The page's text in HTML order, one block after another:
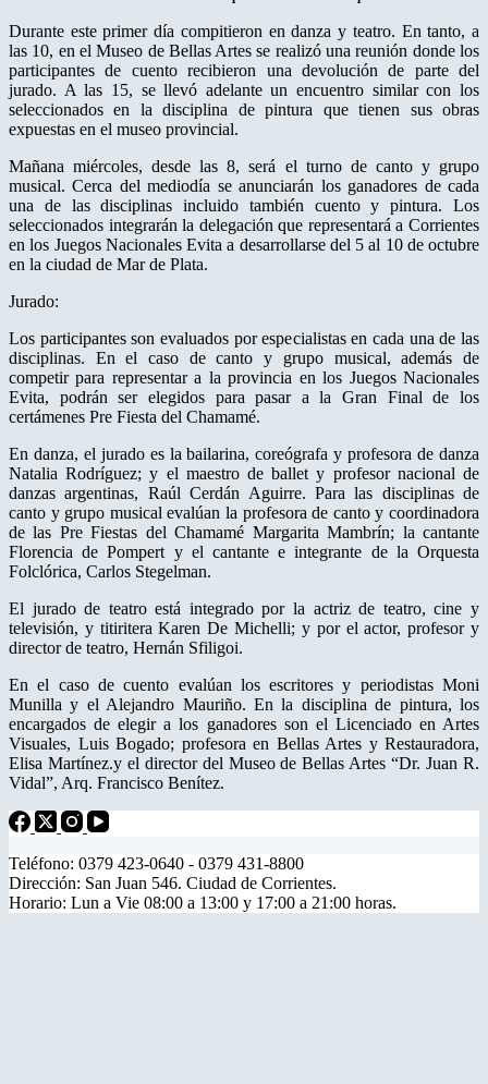
Durante este primer día compitieron en danza y teatro. En tanto, a
las 10, en el Museo de Bellas Artes se realizó una reunión donde los
participantes de cuento recibieron una devolución de parte del
jurado. A las 15, se llevó adelante un encuentro similar con los
seleccionados en la disciplina de pintura que tienen sus obras
expuestas en el museo provincial.
Mañana miércoles, desde las 8, será el turno de canto y grupo
musical. Cerca del mediodía se anunciarán los ganadores de cada
una de las disciplinas incluido también cuento y pintura. Los
seleccionados integrarán la delegación que representará a Corrientes
en los Juegos Nacionales Evita a desarrollarse del 5 al 10 de octubre
en la ciudad de Mar de Plata.
Jurado:
Los participantes son evaluados por especialistas en cada una de las
disciplinas. En el caso de canto y grupo musical, además de
competir para representar a la provincia en los Juegos Nacionales
Evita, podrán ser elegidos para pasar a la Gran Final de los
certámenes Pre Fiesta del Chamamé.
En danza, el jurado es la bailarina, coreógrafa y profesora de danza
Natalia Rodríguez; y el maestro de ballet y profesor nacional de
danzas argentinas, Raúl Cerdán Aguirre. Para las disciplinas de
canto y grupo musical evalúan la profesora de canto y coordinadora
de las Pre Fiestas del Chamamé Margarita Mambrín; la cantante
Florencia de Pompert y el cantante e integrante de la Orquesta
Folclórica, Carlos Stegelman.
El jurado de teatro está integrado por la actriz de teatro, cine y
televisión, y titiritera Karen De Michelli; y por el actor, profesor y
director de teatro, Hernán Sfiligoi.
En el caso de cuento evalúan los escritores y periodistas Moni
Munilla y el Alejandro Mauriño. En la disciplina de pintura, los
encargados de elegir a los ganadores son el Licenciado en Artes
Visuales, Luis Bogado; profesora en Bellas Artes y Restauradora,
Elisa Martínez.y el director del Museo de Bellas Artes “Dr. Juan R.
Vidal”, Arq. Francisco Benítez.
Teléfono: 0379 423-0640 - 0379 431-8800
Dirección: San Juan 546. Ciudad de Corrientes.
Horario: Lun a Vie 08:00 a 13:00 y 17:00 a 21:00 horas.